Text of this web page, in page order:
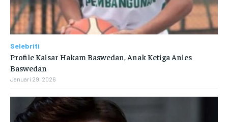
Selebriti
Profile Kaisar Hakam Baswedan, Anak Ketiga Anies
Baswedan
Januari 29, 2026